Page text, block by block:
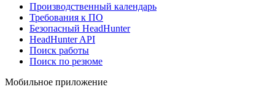
Производственный календарь
Требования к ПО
Безопасный HeadHunter
HeadHunter API
Поиск работы
Поиск по резюме
Мобильное приложение